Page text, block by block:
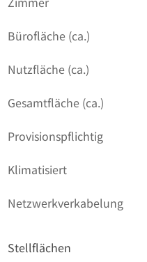
Bürofläche (ca.)
Nutzfläche (ca.)
Gesamtfläche (ca.)
Provisionspflichtig
Klimatisiert
Netzwerkverkabelung
Stellflächen